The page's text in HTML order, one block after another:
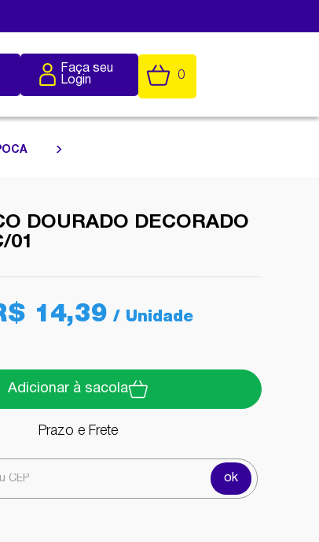
Faça seu
Login
0
DOURADO DECORADO
01
14,39
Adicionar à sacola
Prazo e Frete
ok